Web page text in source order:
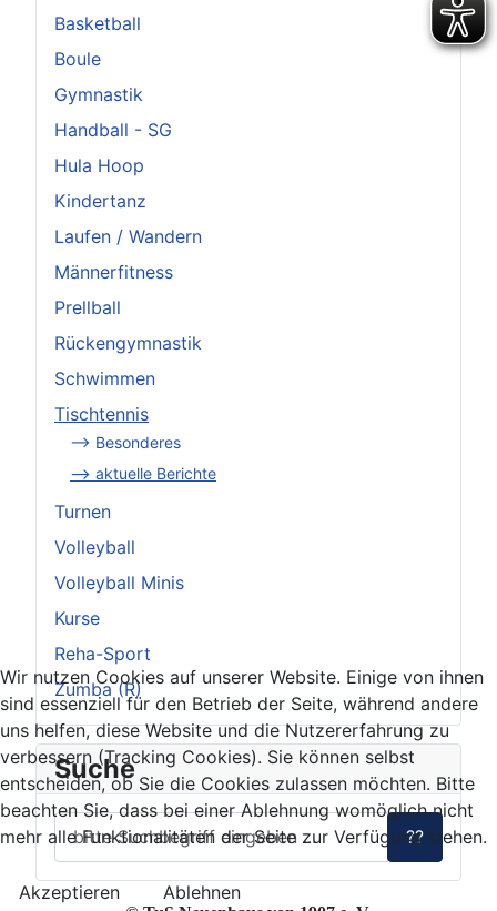
Basketball
Boule
Gymnastik
Handball - SG
Hula Hoop
Kindertanz
Laufen / Wandern
Männerfitness
Prellball
Rückengymnastik
Schwimmen
Tischtennis
--> Besonderes
--> aktuelle Berichte
Turnen
Volleyball
Volleyball Minis
Kurse
Reha-Sport
Zumba (R)
Suche
??
Wir nutzen Cookies auf unserer Website. Einige von ihnen
sind essenziell für den Betrieb der Seite, während andere
uns helfen, diese Website und die Nutzererfahrung zu
verbessern (Tracking Cookies). Sie können selbst
entscheiden, ob Sie die Cookies zulassen möchten. Bitte
beachten Sie, dass bei einer Ablehnung womöglich nicht
mehr alle Funktionalitäten der Seite zur Verfügung stehen.
Akzeptieren Ablehnen